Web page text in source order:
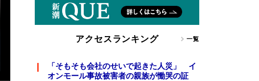
アクセスランキング 一覧
「そもそも会社のせいで起きた人災」 イ
オンモール事故被害者の親族が慟哭の証